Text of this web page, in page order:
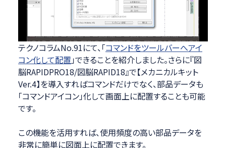
テクノコラムNo.91にて、「コマンドをツールバーへアイ
コン化して配置」できることを紹介しました。さらに『図
脳RAPIDPRO18/図脳RAPID18』で【メカニカルキット
Ver.4】を導入すればコマンドだけでなく、部品データも
「コマンドアイコン」化して画面上に配置することも可能
です。
この機能を活用すれば、使用頻度の高い部品データを
非常に簡単に図面上に配置できます。